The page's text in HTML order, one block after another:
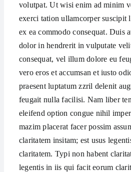
volutpat. Ut wisi enim ad minim
exerci tation ullamcorper suscipit
ex ea commodo consequat. Duis
dolor in hendrerit in vulputate
consequat, vel illum dolore eu
vero eros et accumsan et iusto
praesent luptatum zzril delenit
feugait nulla facilisi. Nam liber
eleifend option congue nihil
mazim placerat facer possim
claritatem insitam; est usus
claritatem. Typi non habent
legentis in iis qui facit eorum